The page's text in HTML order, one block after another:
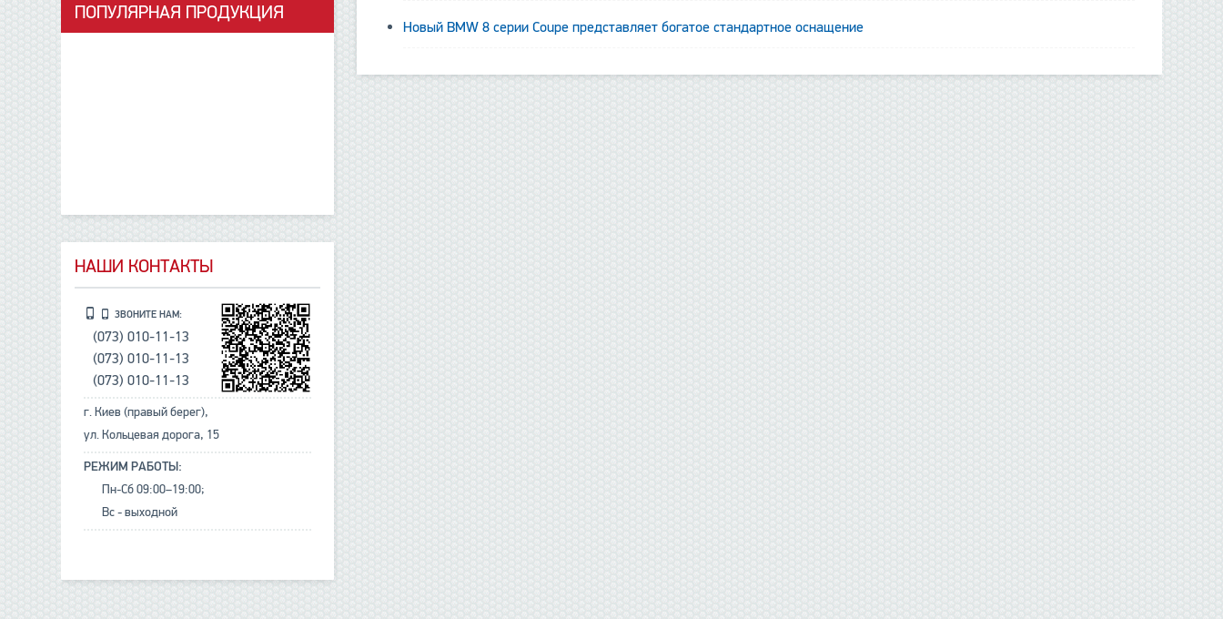
Новый BMW 8 серии Coupe представляет богатое стандартное оснащение
ПОПУЛЯРНАЯ ПРОДУКЦИЯ
НАШИ КОНТАКТЫ
ЗВОНИТЕ НАМ:
(073) 010-11-13
(073) 010-11-13
(073) 010-11-13
г. Киев (правый берег),
ул. Кольцевая дорога, 15
РЕЖИМ РАБОТЫ:
Пн-Сб 09:00–19:00;
Вс - выходной